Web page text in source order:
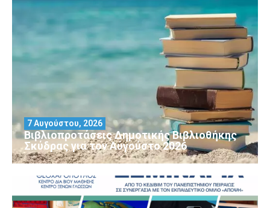
Βιβλιοπροτάσεις Δημοτικής Βιβλιοθήκης
Σκύδρας για τον Αύγούστο 2026
7 Αυγούστου, 2026